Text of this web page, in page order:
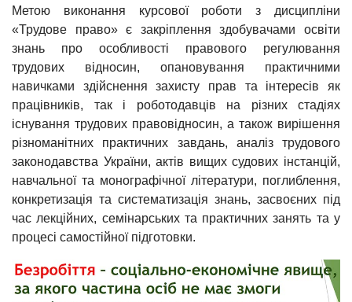
Метою виконання курсової роботи з дисципліни
«Трудове право» є закріплення здобувачами освіти
знань про особливості правового регулювання
трудових відносин, опановування практичними
навичками здійснення захисту прав та інтересів як
працівників, так і роботодавців на різних стадіях
існування трудових правовідносин, а також вирішення
різноманітних практичних завдань, аналіз трудового
законодавства України, актів вищих судових інстанцій,
навчальної та монографічної літератури, поглиблення,
конкретизація та систематизація знань, засвоєних під
час лекційних, семінарських та практичних занять та у
процесі самостійної підготовки.